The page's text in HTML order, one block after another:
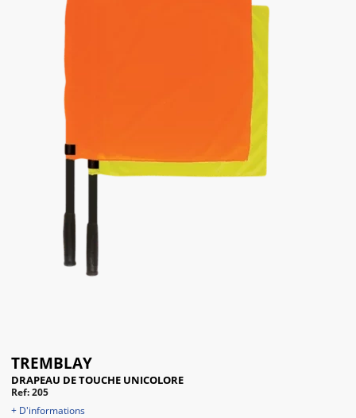
TREMBLAY
DRAPEAU DE TOUCHE UNICOLORE
Ref: 205
+ D'informations